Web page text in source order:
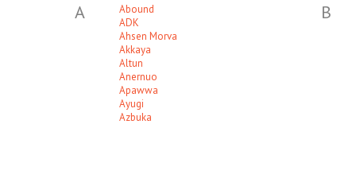
A
Abound
ADK
Ahsen Morva
Akkaya
Altun
Anernuo
Apawwa
Ayugi
Azbuka
B